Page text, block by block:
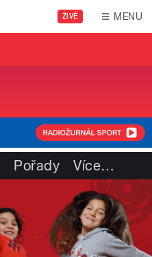
ŽIVĚ MENU
Pořady Více…